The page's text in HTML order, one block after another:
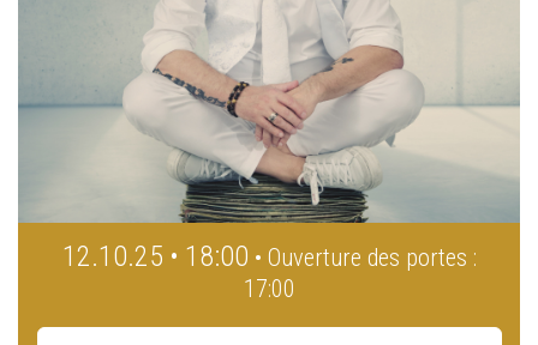
12.10.25 • 18:00 • Ouverture des portes :
17:00